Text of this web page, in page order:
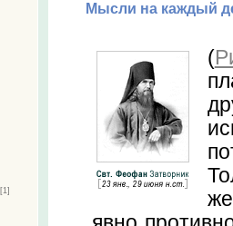
[1]
Мысли на каждый
(